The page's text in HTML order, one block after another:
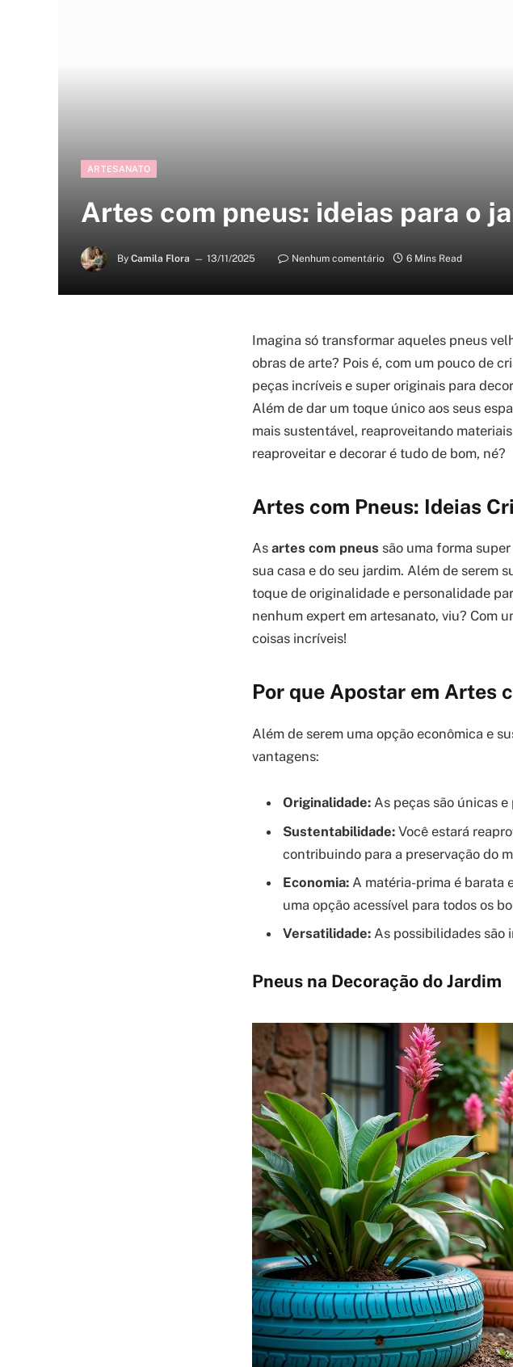
ARTESANATO
Artes com pneus: ideias para o
By Camila Flora 13/11/2025 Nenhum comentário 6 Mins Read
Imagina só transformar aqueles pneus
obras de arte? Pois é, com um pouco de
peças incríveis e super originais para
Além de dar um toque único aos seus
mais sustentável, reaproveitando
reaproveitar e decorar é tudo de bom, né?
Artes com Pneus: Ideias
As artes com pneus são uma forma
sua casa e do seu jardim. Além de serem
toque de originalidade e personalidade
nenhum expert em artesanato, viu? Com
coisas incríveis!
Por que Apostar em Artes
Além de serem uma opção econômica e
vantagens:
Originalidade: As peças são únicas
Sustentabilidade: Você estará
contribuindo para a preservação do
Economia: A matéria-prima é barata
uma opção acessível para todos os
Versatilidade: As possibilidades são
Pneus na Decoração do Jardim